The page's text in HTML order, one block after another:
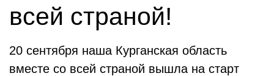
всей страной!
20 сентября наша Курганская область
вместе со всей страной вышла на старт